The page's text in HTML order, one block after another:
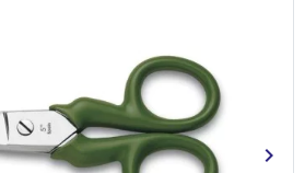
keyboard_arrow_right